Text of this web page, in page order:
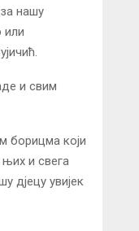
нашу
или
и свим
борицма који
и свега
дјецу увијек